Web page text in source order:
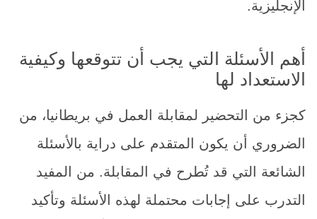
الإنجليزية.
أهم الأسئلة التي يجب أن تتوقعها وكيفية
الاستعداد لها
كجزء من التحضير لمقابلة العمل في بريطانيا، من
الضروري أن يكون المتقدم على دراية بالأسئلة
الشائعة التي قد تُطرح في المقابلة. من المفيد
التدرب على إجابات محتملة لهذه الأسئلة وتأكيد